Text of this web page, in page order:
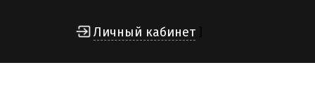
Личный кабинет